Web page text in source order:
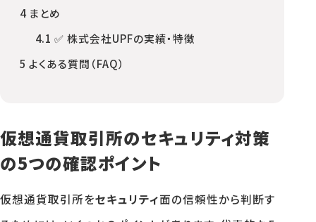
4まとめ
4.1 ✅ 株式会社UPFの実績・特徴
5 よくある質問（FAQ）
仮想通貨取引所のセキュリティ対策
の5つの確認ポイント
仮想通貨取引所をセキュリティ面の信頼性から判断す